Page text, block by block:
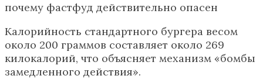
Калорийность стандартного бургера весом
около 200 граммов составляет около 269
килокалорий, что объясняет механизм «бомбы
замедленного действия».